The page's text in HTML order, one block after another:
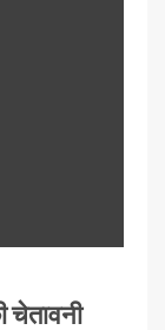
चेतावनी